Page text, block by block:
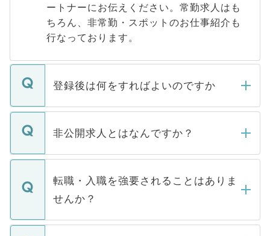
ートナーにお伝えください。常勤求人はも
ちろん、非常勤・スポットのお仕事紹介も
行なっております。
登録後は何をすればよいのですか
ご登録いただきましたら、弊社担当者がご
登録内容を確認し、その後メールもしくは
ます。通常、5営業日以内にはご連絡をせて
いただきますので、しばらくお待ちくださ
い。
非公開求人とはなんですか？
マイナビDOCTORで取り扱っている求人の
うち約3割は、Webサイトからご覧いただ
けない「非公開求人」です。非公開求人は
下記の理由によって、一般には公開してい
ません。
転職・入職を強要されることはありま
せんか？
転職・入職を強要することは一切ありませ